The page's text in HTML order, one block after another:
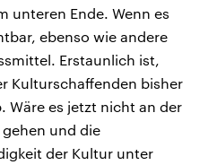
unteren Ende. Wenn es
ebenso wie andere
Erstaunlich ist,
Kulturschaffenden bisher
Wäre es jetzt nicht an der
und die
der Kultur unter